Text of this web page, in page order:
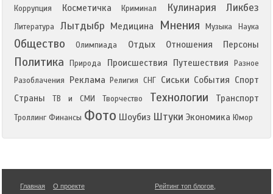
Коррупция Косметичка Криминал Кулинария Ликбез
Литература Лытдыбр Медицина Мнения Музыка Наука
Общество Олимпиада Отдых Отношения Персоны
Политика Природа Происшествия Путешествия
Разное
Разоблачения
Реклама Религия СНГ Сиськи События Спорт
Страны
ТВ и СМИ Творчество Технологии Транспорт
Троллинг Финансы Фото Шоубиз Штуки Экономика Юмор
Главная
О проекте
Рейтинг топ блогов